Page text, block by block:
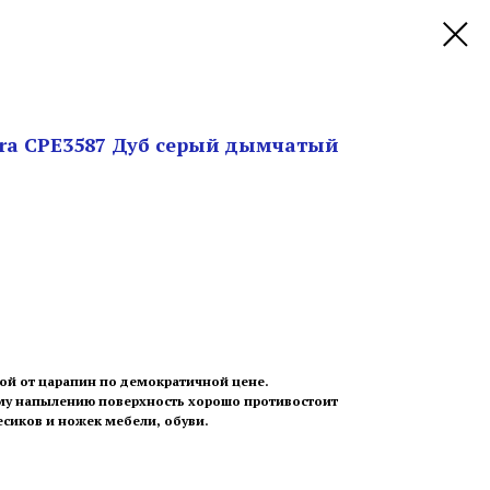
CPE3587 Дуб серый дымчатый
от царапин по демократичной цене.
напылению поверхность хорошо противостоит
и ножек мебели, обуви.